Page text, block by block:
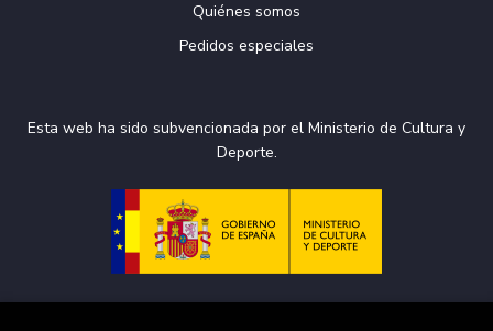
Quiénes somos
Pedidos especiales
Esta web ha sido subvencionada por el Ministerio de Cultura y
Deporte.